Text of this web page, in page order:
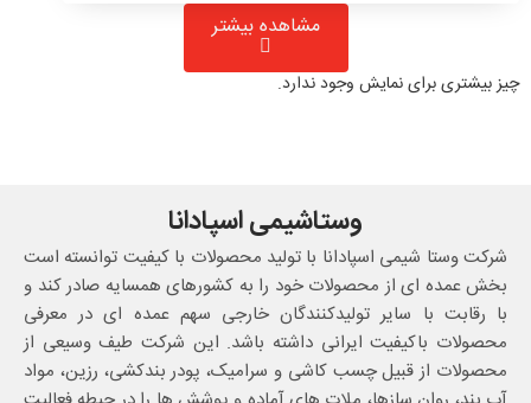
مشاهده بیشتر
چیز بیشتری برای نمایش وجود ندارد.
وستاشیمی اسپادانا
شرکت وستا شیمی اسپادانا با تولید محصولات با کیفیت توانسته است
بخش عمده ای از محصولات خود را به کشورهای همسایه صادر کند و
با رقابت با سایر تولیدکنندگان خارجی سهم عمده ای در معرفی
محصولات باکیفیت ایرانی داشته باشد. این شرکت طیف وسیعی از
محصولات از قبیل چسب کاشی و سرامیک، پودر بندکشی، رزین، مواد